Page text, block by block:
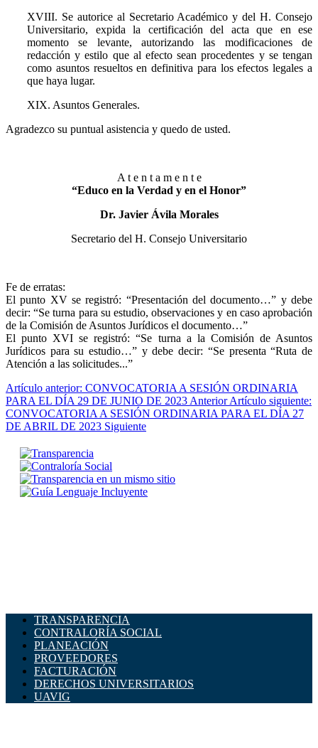
XVIII. Se autorice al Secretario Académico y del H. Consejo
Universitario, expida la certificación del acta que en ese
momento se levante, autorizando las modificaciones de
redacción y estilo que al efecto sean procedentes y se tengan
como asuntos resueltos en definitiva para los efectos legales a
que haya lugar.
XIX. Asuntos Generales.
Agradezco su puntual asistencia y quedo de usted.
A t e n t a m e n t e
“Educo en la Verdad y en el Honor”
Dr. Javier Ávila Morales
Secretario del H. Consejo Universitario
Fe de erratas:
El punto XV se registró: “Presentación del documento…” y debe
decir: “Se turna para su estudio, observaciones y en caso aprobación
de la Comisión de Asuntos Jurídicos el documento…”
El punto XVI se registró: “Se turna a la Comisión de Asuntos
Jurídicos para su estudio…” y debe decir: “Se presenta “Ruta de
Atención a las solicitudes...”
Artículo anterior: CONVOCATORIA A SESIÓN ORDINARIA
PARA EL DÍA 29 DE JUNIO DE 2023 Anterior Artículo siguiente:
CONVOCATORIA A SESIÓN ORDINARIA PARA EL DÍA 27
DE ABRIL DE 2023 Siguiente
TRANSPARENCIA
CONTRALORÍA SOCIAL
PLANEACIÓN
PROVEEDORES
FACTURACIÓN
DERECHOS UNIVERSITARIOS
UAVIG